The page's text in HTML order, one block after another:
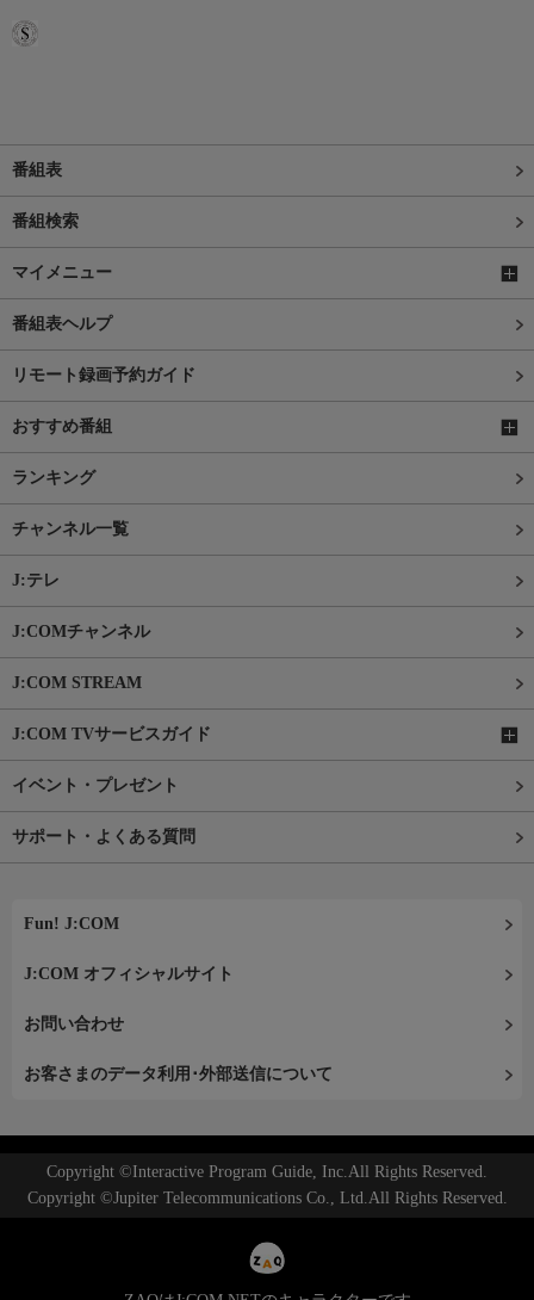
番組表
番組検索
マイメニュー
番組表ヘルプ
リモート録画予約ガイド
おすすめ番組
ランキング
チャンネル一覧
J:テレ
J:COMチャンネル
J:COM STREAM
J:COM TVサービスガイド
イベント・プレゼント
サポート・よくある質問
Fun! J:COM
J:COM オフィシャルサイト
お問い合わせ
お客さまのデータ利用･外部送信について
Copyright ©Interactive Program Guide, Inc.All Rights Reserved.
Copyright ©Jupiter Telecommunications Co., Ltd.All Rights Reserved.